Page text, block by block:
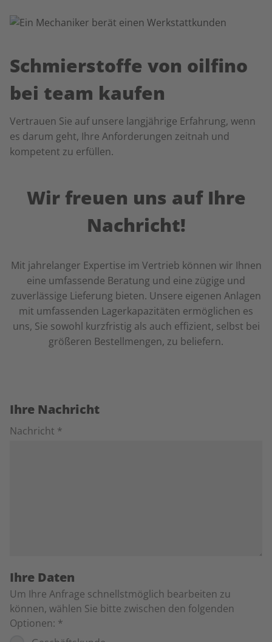
Schmierstoffe von oilfino
bei team kaufen
Vertrauen Sie auf unsere langjährige Erfahrung, wenn
es darum geht, Ihre Anforderungen zeitnah und
kompetent zu erfüllen.
Wir freuen uns auf Ihre
Nachricht!
Mit jahrelanger Expertise im Vertrieb können wir Ihnen
eine umfassende Beratung und eine zügige und
zuverlässige Lieferung bieten. Unsere eigenen Anlagen
mit umfassenden Lagerkapazitäten ermöglichen es
uns, Sie sowohl kurzfristig als auch effizient, selbst bei
größeren Bestellmengen, zu beliefern.
Ihre Nachricht
Nachricht *
Ihre Daten
Um Ihre Anfrage schnellstmöglich bearbeiten zu
können, wählen Sie bitte zwischen den folgenden
Optionen: *